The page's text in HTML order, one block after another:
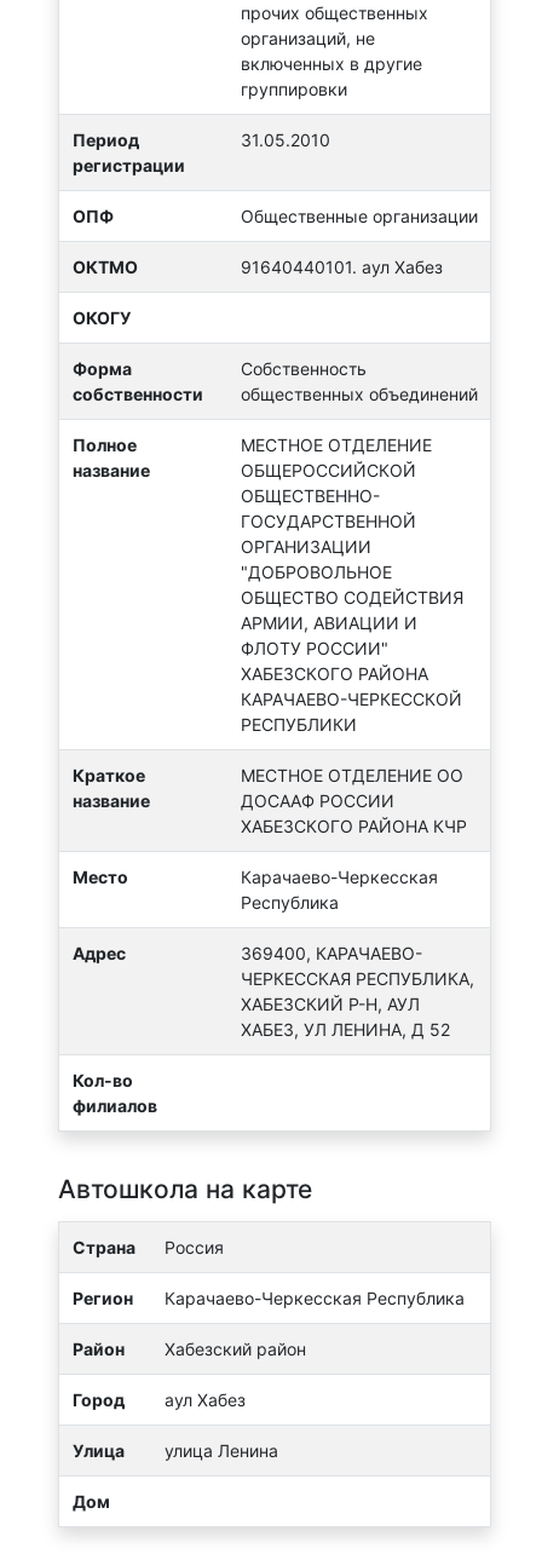
прочих общественных
организаций, не
включенных в другие
группировки
Период
регистрации
31.05.2010
ОПФ Общественные организации
ОКТМО 91640440101. аул Хабез
ОКОГУ
Форма
собственности
Собственность
общественных объединений
Полное
название
МЕСТНОЕ ОТДЕЛЕНИЕ
ОБЩЕРОССИЙСКОЙ
ОБЩЕСТВЕННО-
ГОСУДАРСТВЕННОЙ
ОРГАНИЗАЦИИ
"ДОБРОВОЛЬНОЕ
ОБЩЕСТВО СОДЕЙСТВИЯ
АРМИИ, АВИАЦИИ И
ФЛОТУ РОССИИ"
ХАБЕЗСКОГО РАЙОНА
КАРАЧАЕВО-ЧЕРКЕССКОЙ
РЕСПУБЛИКИ
Краткое
название
МЕСТНОЕ ОТДЕЛЕНИЕ ОО
ДОСААФ РОССИИ
ХАБЕЗСКОГО РАЙОНА КЧР
Место
Карачаево-Черкесская
Республика
Адрес
369400, КАРАЧАЕВО-
ЧЕРКЕССКАЯ РЕСПУБЛИКА,
ХАБЕЗСКИЙ Р-Н, АУЛ
ХАБЕЗ, УЛ ЛЕНИНА, Д 52
Кол-во
филиалов
Автошкола на карте
Страна Россия
Регион Карачаево-Черкесская Республика
Район Хабезский район
Город аул Хабез
Улица улица Ленина
Дом